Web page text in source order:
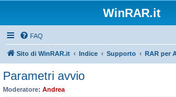
WinRAR.it
FAQ
Sito di WinRAR.it Indice Supporto RAR per
Parametri avvio
Moderatore: Andrea